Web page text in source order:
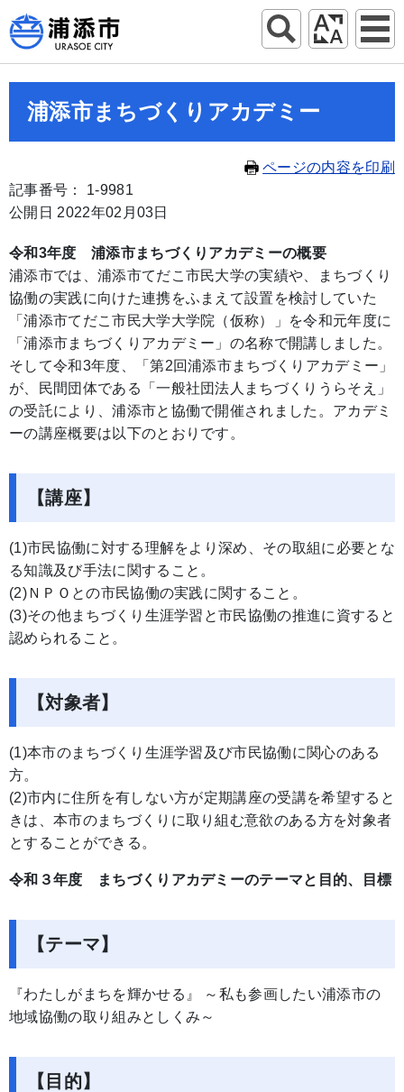
浦添市まちづくりアカデミー
ページの内容を印刷
記事番号： 1-9981
公開日 2022年02月03日
令和3年度 浦添市まちづくりアカデミーの概要
浦添市では、浦添市てだこ市民大学の実績や、まちづくり
協働の実践に向けた連携をふまえて設置を検討していた
「浦添市てだこ市民大学大学院（仮称）」を令和元年度に
「浦添市まちづくりアカデミー」の名称で開講しました。
そして令和3年度、「第2回浦添市まちづくりアカデミー」
が、民間団体である「一般社団法人まちづくりうらそえ」
の受託により、浦添市と協働で開催されました。アカデミ
ーの講座概要は以下のとおりです。
【講座】
(1)市民協働に対する理解をより深め、その取組に必要とな
る知識及び手法に関すること。
(2)ＮＰＯとの市民協働の実践に関すること。
(3)その他まちづくり生涯学習と市民協働の推進に資すると
認められること。
【対象者】
(1)本市のまちづくり生涯学習及び市民協働に関心のある
方。
(2)市内に住所を有しない方が定期講座の受講を希望すると
きは、本市のまちづくりに取り組む意欲のある方を対象者
とすることができる。
令和３年度 まちづくりアカデミーのテーマと目的、目標
【テーマ】
『わたしがまちを輝かせる』 ～私も参画したい浦添市の
地域協働の取り組みとしくみ～
【目的】